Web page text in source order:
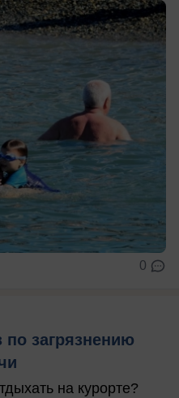
0
загрязнению
на курорте?